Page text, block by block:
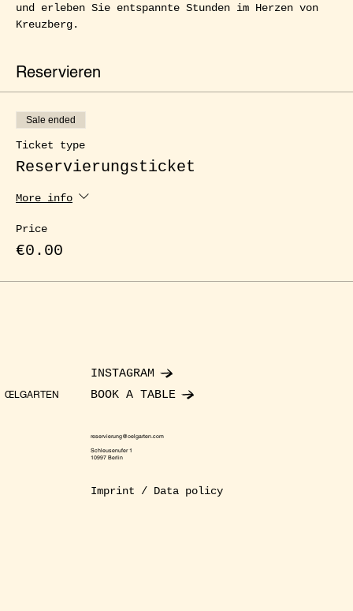
und erleben Sie entspannte Stunden im Herzen von
Kreuzberg.
Reservieren
Sale ended
Ticket type
Reservierungsticket
More info
Price
€0.00
ŒLGARTEN
INSTAGRAM
BOOK A TABLE
reservierung@oelgarten.com
Schleusenufer 1
10997 Berlin
Imprint / Data policy